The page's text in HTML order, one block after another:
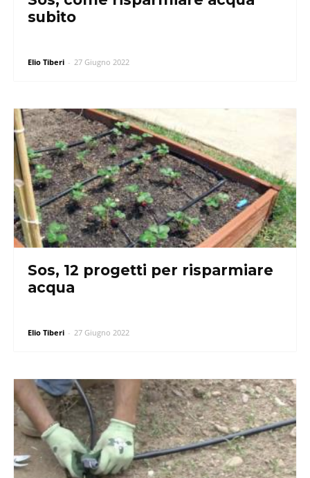
subito
Elio Tiberi - 27 Giugno 2022
Sos, 12 progetti per risparmiare
acqua
Elio Tiberi - 27 Giugno 2022